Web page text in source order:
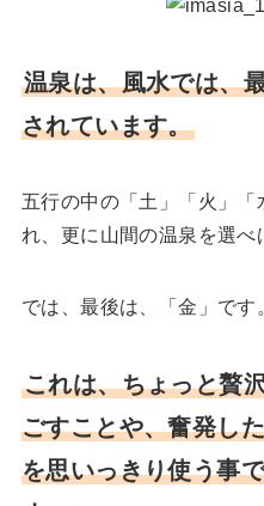
温泉は、風水では、
されています。
五行の中の「土」「火」
れ、更に山間の温泉を選べ
では、最後は、「金」です
これは、ちょっと贅
ごすことや、奮発し
を思いっきり使う事